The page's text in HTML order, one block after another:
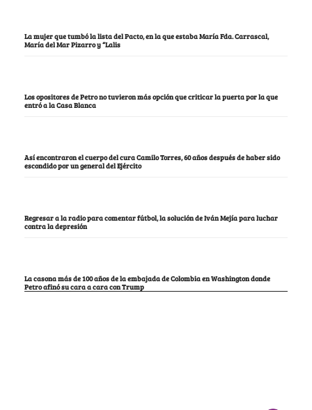
La mujer que tumbó la lista del Pacto, en la que estaba María Fda. Carrascal,
María del Mar Pizarro y “Lalis
Los opositores de Petro no tuvieron más opción que criticar la puerta por la que
entró a la Casa Blanca
Así encontraron el cuerpo del cura Camilo Torres, 60 años después de haber sido
escondido por un general del Ejército
Regresar a la radio para comentar fútbol, la solución de Iván Mejía para luchar
contra la depresión
La casona más de 100 años de la embajada de Colombia en Washington donde
Petro afinó su cara a cara con Trump